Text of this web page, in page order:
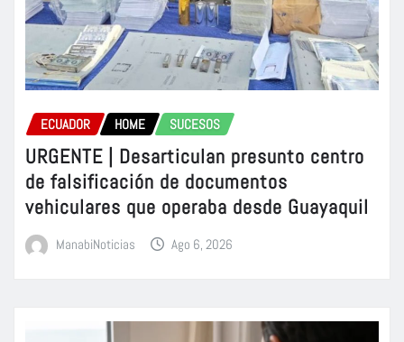
ECUADOR HOME SUCESOS
URGENTE | Desarticulan presunto centro
de falsificación de documentos
vehiculares que operaba desde Guayaquil
ManabiNoticias Ago 6, 2026